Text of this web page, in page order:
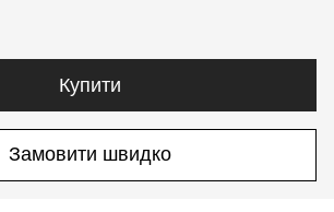
Купити
Замовити швидко